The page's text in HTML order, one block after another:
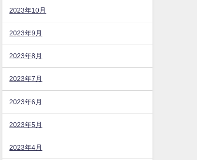
2023年10月
2023年9月
2023年8月
2023年7月
2023年6月
2023年5月
2023年4月